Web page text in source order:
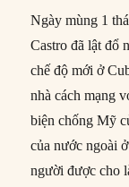
Ngày mùng 1
Castro đã lật đổ
chế độ mới ở
nhà cách mạng
biện chống Mỹ
của nước ngoài
người được cho